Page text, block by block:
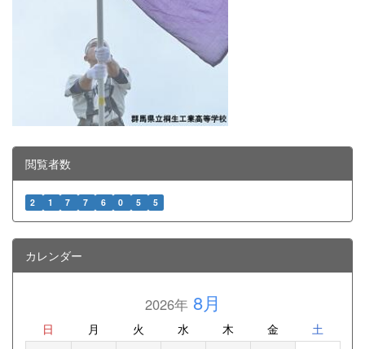
閲覧者数
2 1 7 7 6 0 5 5
カレンダー
2026年8月
日 月 火 水 木 金 土